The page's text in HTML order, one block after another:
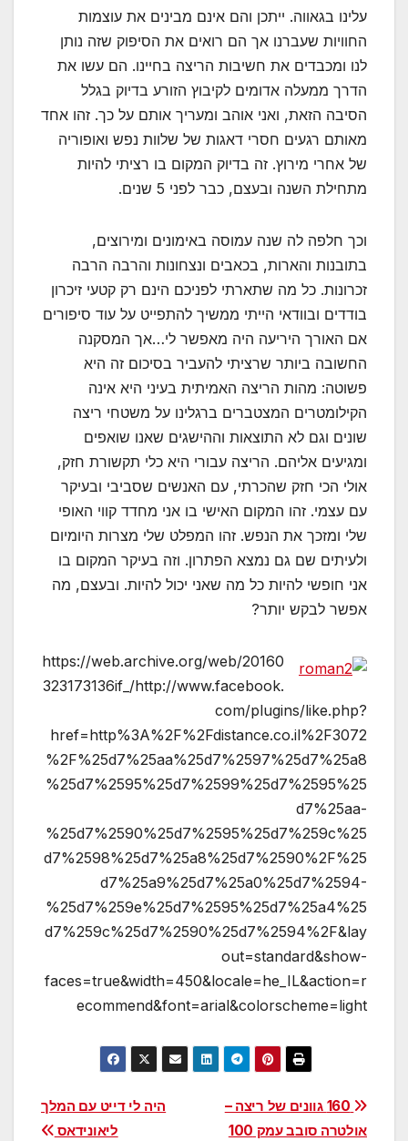
עלינו בגאווה. ייתכן והם אינם מבינים את עוצמות
החוויות שעברנו אך הם רואים את הסיפוק שזה נותן
לנו ומכבדים את חשיבות הריצה בחיינו. הם עשו את
הדרך ממעלה אדומים לקיבוץ הזורע בדיוק בגלל
הסיבה הזאת, ואני אוהב ומעריך אותם על כך. זהו אחד
מאותם רגעים חסרי דאגות של שלוות נפש ואופוריה
של אחרי מירוץ. זה בדיוק המקום בו רציתי להיות
מתחילת השנה ובעצם, כבר לפני 5 שנים.
וכך חלפה לה שנה עמוסה באימונים ומירוצים,
בתובנות והארות, בכאבים ונצחונות והרבה הרבה
זכרונות. כל מה שתארתי לפניכם הינם רק קטעי זיכרון
בודדים ובוודאי הייתי ממשיך להתפייט על עוד סיפורים
אם האורך היריעה היה מאפשר לי…אך המסקנה
החשובה ביותר שרציתי להעביר בסיכום זה היא
פשוטה: מהות הריצה האמיתית בעיני היא אינה
הקילומטרים המצטברים ברגלינו על משטחי ריצה
שונים וגם לא התוצאות וההישגים שאנו שואפים
ומגיעים אליהם. הריצה עבורי היא כלי תקשורת חזק,
אולי הכי חזק שהכרתי, עם האנשים שסביבי ובעיקר
עם עצמי. זהו המקום האישי בו אני מחדד קווי האופי
שלי ומזכך את הנפש. זהו המפלט שלי מצרות היומיום
ולעיתים שם גם נמצא הפתרון. וזה בעיקר המקום בו
אני חופשי להיות כל מה שאני יכול להיות. ובעצם, מה
אפשר לבקש יותר?
https://web.archive.org/web/20160
323173136if_/http://www.facebook.
com/plugins/like.php?
href=http%3A%2F%2Fdistance.co.il%2F3072
%2F%25d7%25aa%25d7%2597%25d7%25a8
%25d7%2595%25d7%2599%25d7%2595%25
d7%25aa-
%25d7%2590%25d7%2595%25d7%259c%25
d7%2598%25d7%25a8%25d7%2590%2F%25
d7%25a9%25d7%25a0%25d7%2594-
%25d7%259e%25d7%2595%25d7%25a4%25
d7%259c%25d7%2590%25d7%2594%2F&lay
out=standard&show-
faces=true&width=450&locale=he_IL&action=r
ecommend&font=arial&colorscheme=light
ניווט
היה לי דייט עם המלך
ליאונידאס
160 גוונים של ריצה –
אולטרה סובב עמק 100